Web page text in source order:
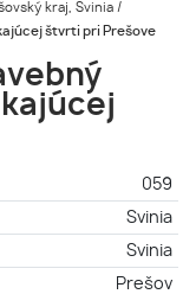
kraj, Svinia /
štvrti pri Prešove
059
Svinia
Svinia
Prešov